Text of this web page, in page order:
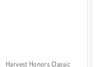
Harvest Honors Classic